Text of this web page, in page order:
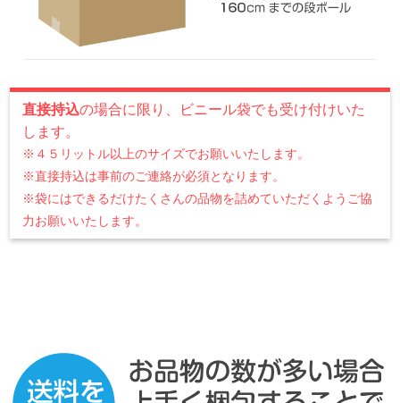
直接持込の場合に限り、ビニール袋でも受け付けいた
します。
※４５リットル以上のサイズでお願いいたします。
※直接持込は事前のご連絡が必須となります。
※袋にはできるだけたくさんの品物を詰めていただくようご協
力お願いいたします。